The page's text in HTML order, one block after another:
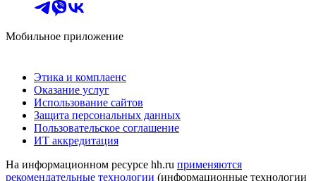
Мобильное приложение
Этика и комплаенс
Оказание услуг
Использование сайтов
Защита персональных данных
Пользовательское соглашение
ИТ аккредитация
На информационном ресурсе hh.ru применяются
рекомендательные технологии (информационные технологии